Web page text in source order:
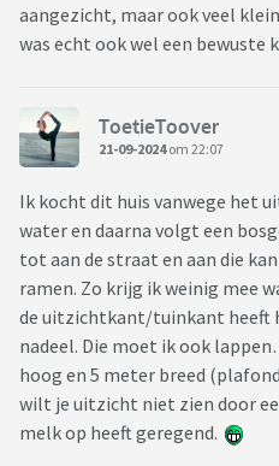
aangezicht, maar ook veel
was echt ook wel een bewuste
ToetieToover
21-09-2024om 22:07
Ik kocht dit huis vanwege het
water en daarna volgt een
tot aan de straat en aan die
ramen. Zo krijg ik weinig mee
de uitzichtkant/tuinkant heeft
nadeel. Die moet ik ook
hoog en 5 meter breed
wilt je uitzicht niet zien door
melk op heeft geregend.